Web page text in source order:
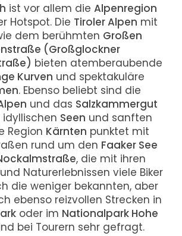
ist vor allem die Alpenregion
Hotspot. Die Tiroler Alpen mit
dem berühmten Großen
(Großglockner
bieten atemberaubende
Kurven und spektakuläre
. Ebenso beliebt sind die
und das Salzkammergut
Seen und sanften
Region Kärnten punktet mit
rund um den Faaker See
, die mit ihren
Naturerlebnissen viele Biker
die weniger bekannten, aber
ebenso reizvollen Strecken in
oder im Nationalpark Hohe
bei Tourern sehr gefragt.